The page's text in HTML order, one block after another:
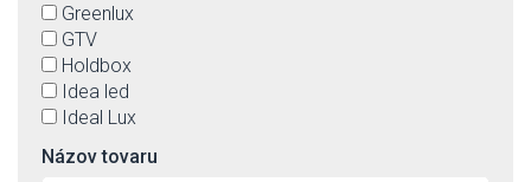
Greenlux
GTV
Holdbox
Idea led
Ideal Lux
Immax neo
Italux
Názov tovaru